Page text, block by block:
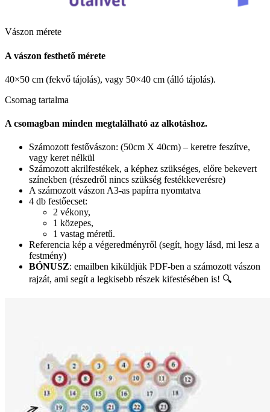
Vászon mérete
A vászon festhető mérete
40×50 cm (fekvő tájolás), vagy 50×40 cm (álló tájolás).
Csomag tartalma
A csomagban minden megtalálható az alkotáshoz.
Számozott festővászon: (50cm X 40cm) – keretre feszítve,
vagy keret nélkül
Számozott akrilfestékek, a képhez szükséges, előre bekevert
színekben (részedről nincs szükség festékkeverésre)
A számozott vászon A3-as papírra nyomtatva
4 db festőecset:
2 vékony,
1 közepes,
1 vastag méretű.
Referencia kép a végeredményről (segít, hogy lásd, mi lesz a
festmény)
BÓNUSZ: emailben kiküldjük PDF-ben a számozott vászon
rajzát, ami segít a legkisebb részek kifestésében is! 🔍